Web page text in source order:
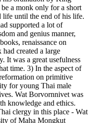
a monk only for a short
life until the end of his life.
supported a lot of
and genius manner,
renaissance on
created a large
It was a great usefulness
time. 3) In the aspect of
on primitive
for young Thai male
Wat Borvornnivet was
knowledge and ethics.
clergy in this place - Wat
of Maha Mongkut